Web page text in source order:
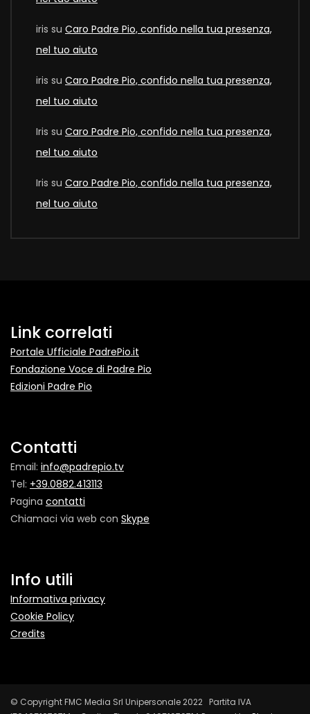
iris su Caro Padre Pio, confido nella tua presenza,
nel tuo aiuto
iris su Caro Padre Pio, confido nella tua presenza,
nel tuo aiuto
Iris su Caro Padre Pio, confido nella tua presenza,
nel tuo aiuto
Iris su Caro Padre Pio, confido nella tua presenza,
nel tuo aiuto
Link correlati
Portale Ufficiale PadrePio.it
Fondazione Voce di Padre Pio
Edizioni Padre Pio
Contatti
Email: info@padrepio.tv
Tel: +39.0882.413113
Pagina contatti
Chiamaci via web con Skype
Info utili
Informativa privacy
Cookie Policy
Credits
© Copyright FMC Media Srl Unipersonale 2022 Partita IVA